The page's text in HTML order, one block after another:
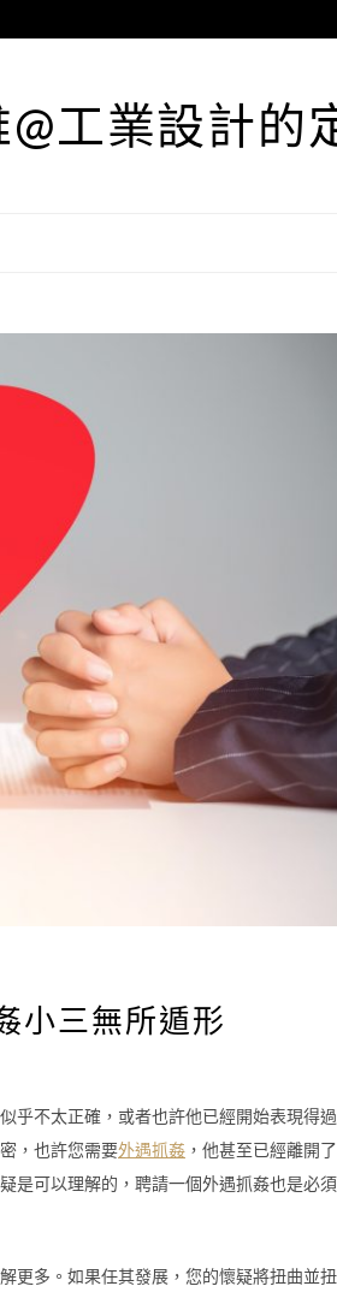
工業設計的
小三無所遁形
乎不太正確，或者也許他已經開始表現得過
，也許您需要外遇抓姦 ，他甚至已經離開了
是可以理解的，聘請一個外遇抓姦也是必須
更多。如果任其發展，您的懷疑將扭曲並扭